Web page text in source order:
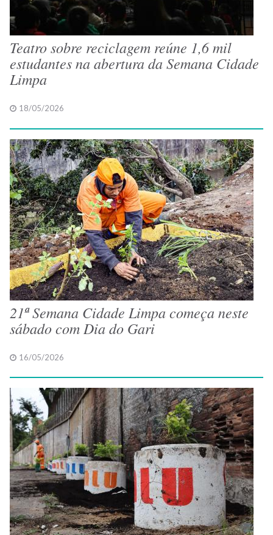
Teatro sobre reciclagem reúne 1,6 mil
estudantes na abertura da Semana Cidade
Limpa
18/05/2026
21ª Semana Cidade Limpa começa neste
sábado com Dia do Gari
16/05/2026